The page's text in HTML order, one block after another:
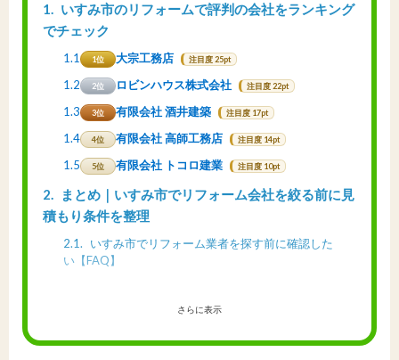
1
いすみ市のリフォームで評判の会社をランキング
でチェック
1.1 1位 大宗工務店 注目度 25pt
1.2 2位 ロビンハウス株式会社 注目度 22pt
1.3 3位 有限会社 酒井建築 注目度 17pt
1.4 4位 有限会社 高師工務店 注目度 14pt
1.5 5位 有限会社 トコロ建業 注目度 10pt
2
まとめ｜いすみ市でリフォーム会社を絞る前に見
積もり条件を整理
2.1
いすみ市でリフォーム業者を探す前に確認した
い【FAQ】
さらに表示